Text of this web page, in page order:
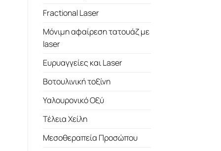
Fractional Laser
Μόνιμη αφαίρεση τατουάζ με
laser
Ευρυαγγείες και Laser
Βοτουλινική τοξίνη
Υαλουρονικό Οξύ
Τέλεια Χείλη
Μεσοθεραπεία Προσώπου